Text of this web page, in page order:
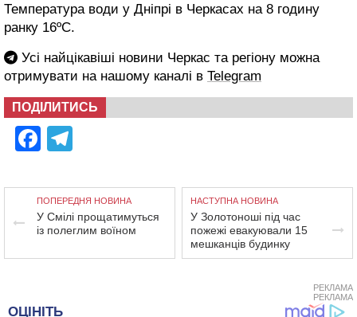
Температура води у Дніпрі в Черкасах на 8 годину
ранку 16ºС.
Усі найцікавіші новини Черкас та регіону можна
отримувати на нашому каналі в Telegram
ПОДІЛИТИСЬ
Facebook
ПОПЕРЕДНЯ НОВИНА
У Смілі прощатимуться
із полеглим воїном
НАСТУПНА НОВИНА
У Золотоноші під час
пожежі евакуювали 15
мешканців будинку
РЕКЛАМА
РЕКЛАМА